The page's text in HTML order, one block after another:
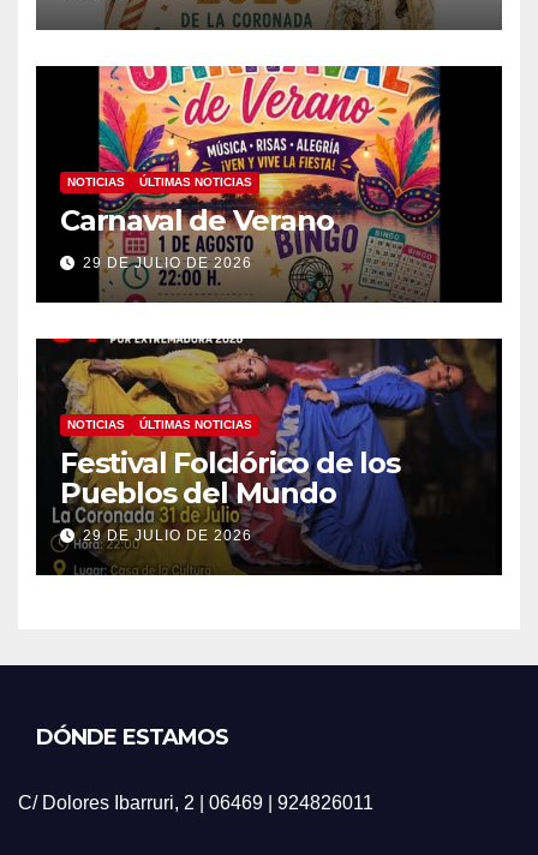
NOTICIAS ÚLTIMAS NOTICIAS
Carnaval de Verano
29 DE JULIO DE 2026
NOTICIAS ÚLTIMAS NOTICIAS
Festival Folclórico de los
Pueblos del Mundo
29 DE JULIO DE 2026
DÓNDE ESTAMOS
C/ Dolores Ibarruri, 2 | 06469 | 924826011